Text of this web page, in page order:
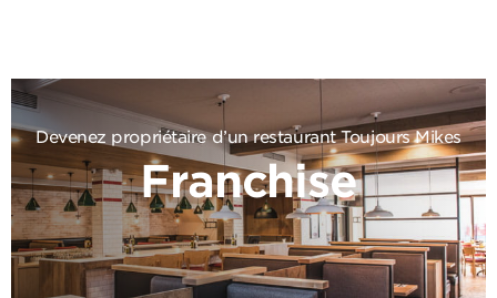
Devenez propriétaire d’un restaurant Toujours Mikes
Franchise